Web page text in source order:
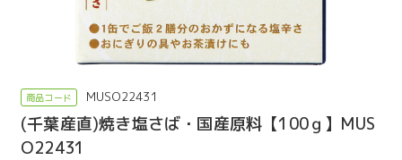
MUSO22431
(千葉産直)焼き塩さば・国産原料【100ｇ】MUS
O22431